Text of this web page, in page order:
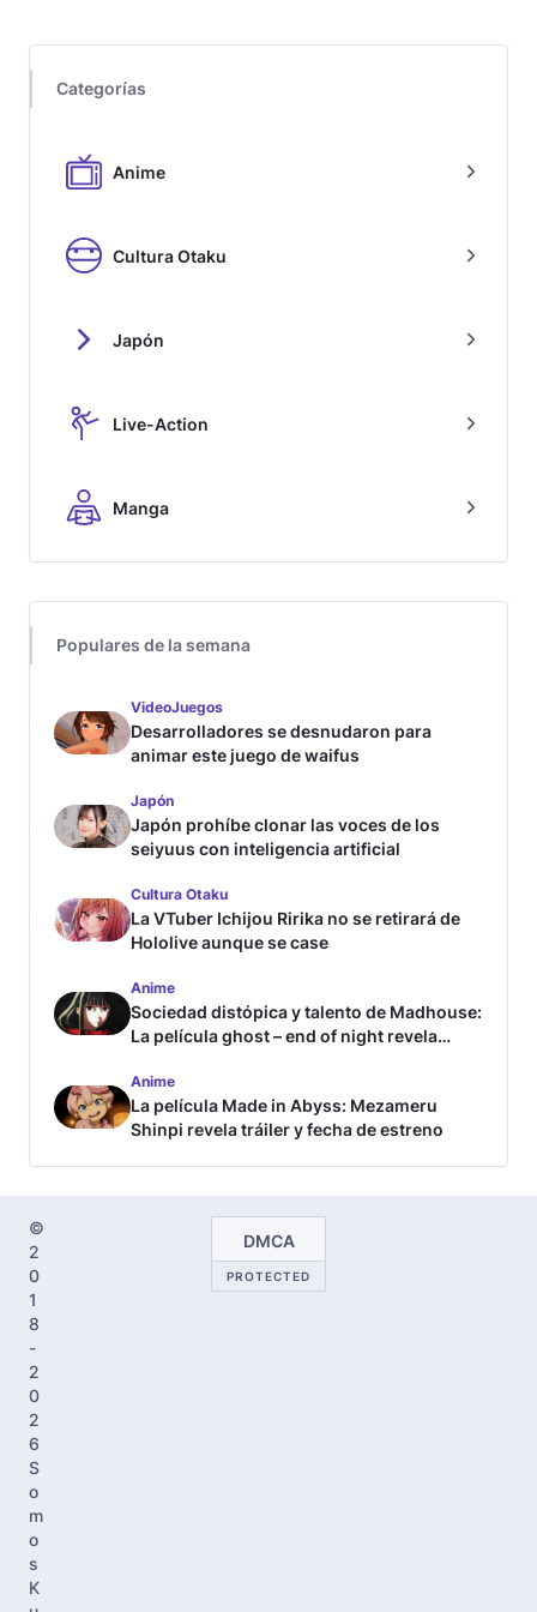
Categorías
Anime
Cultura Otaku
Japón
Live-Action
Manga
Populares de la semana
VideoJuegos
Desarrolladores se desnudaron para
animar este juego de waifus
Japón
Japón prohíbe clonar las voces de los
seiyuus con inteligencia artificial
Cultura Otaku
La VTuber Ichijou Ririka no se retirará de
Hololive aunque se case
Anime
Sociedad distópica y talento de Madhouse:
La película ghost – end of night revela
Anime
La película Made in Abyss: Mezameru
Shinpi revela tráiler y fecha de estreno
©
2
0
1
8
-
2
0
2
6
S
o
m
o
s
K
DMCA
PROTECTED